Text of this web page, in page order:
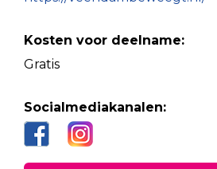
Kosten voor deelname:
Gratis
Socialmediakanalen: